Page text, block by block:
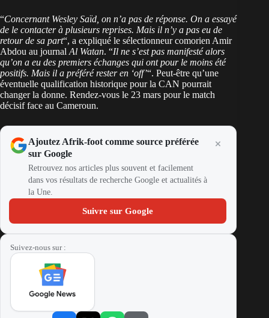
“Concernant Wesley Saïd, on n’a pas de réponse. On a essayé
de le contacter à plusieurs reprises. Mais il n’y a pas eu de
retour de sa part“, a expliqué le sélectionneur comorien Amir
Abdou au journal Al Watan. “Il ne s’est pas manifesté alors
qu’on a eu des premiers échanges qui ont pour le moins été
positifs. Mais il a préféré rester en ‘off’“. Peut-être qu’une
éventuelle qualification historique pour la CAN pourrait
changer la donne. Rendez-vous le 23 mars pour le match
décisif face au Cameroun.
Ajoutez Afrik-foot comme source préférée
sur Google
Retrouvez nos articles plus souvent et facilement
dans vos résultats de recherche Google et actualités à
la Une.
Suivre sur Google
Suivez-nous sur :